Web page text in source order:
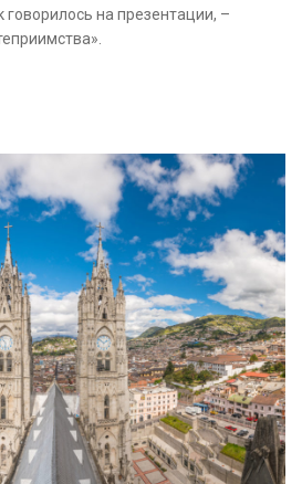
говорилось на презентации, –